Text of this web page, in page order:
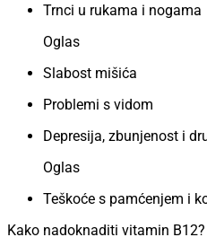
Trnci u rukama i nogama
Oglas
Slabost mišića
Problemi s vidom
Depresija, zbunjenost i
Oglas
Teškoće s pamćenjem i
Kako nadoknaditi vitamin B12?